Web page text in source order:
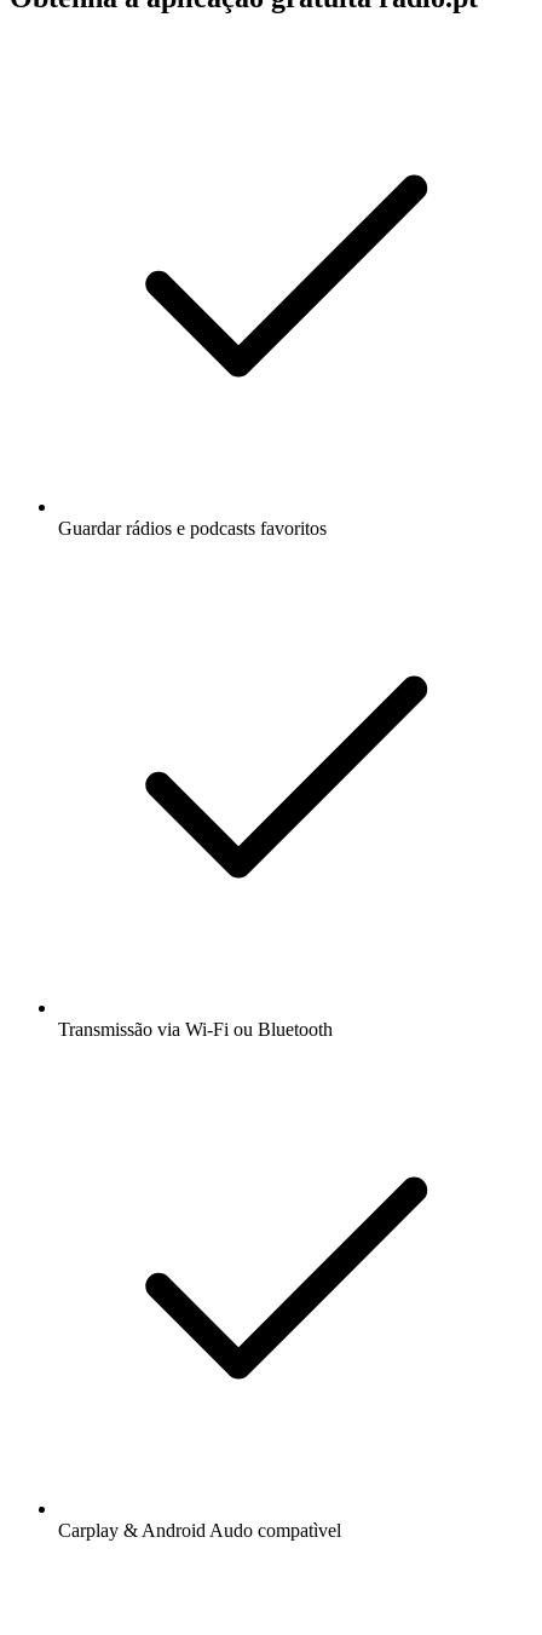
Guardar rádios e podcasts favoritos
Transmissão via Wi-Fi ou Bluetooth
Carplay & Android Audo compatìvel